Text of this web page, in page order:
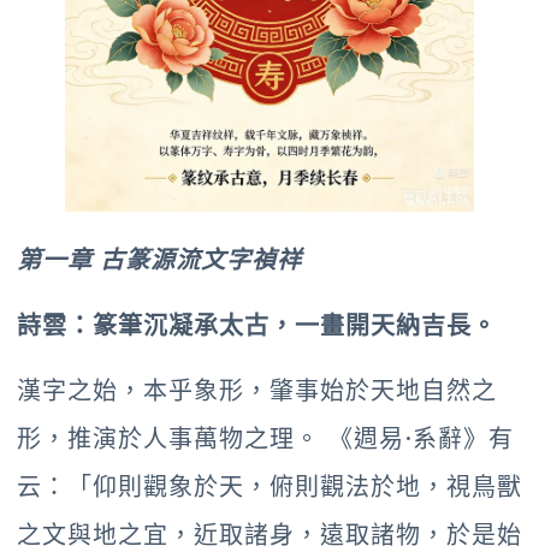
第一章 古篆源流文字禎祥
詩雲：篆筆沉凝承太古，一畫開天納吉長。
漢字之始，本乎象形，肇事始於天地自然之
形，推演於人事萬物之理。 《週易·系辭》有
云：「仰則觀象於天，俯則觀法於地，視鳥獸
之文與地之宜，近取諸身，遠取諸物，於是始